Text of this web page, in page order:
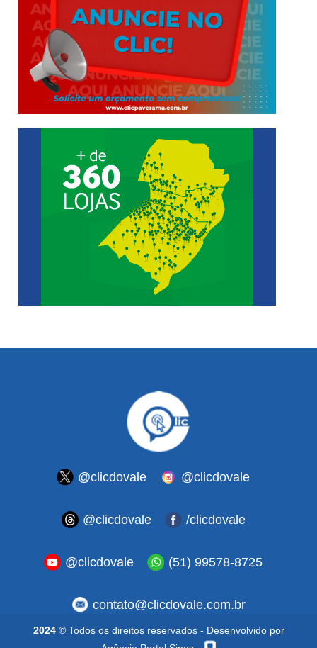
@clicdovale @clicdovale
@clicdovale /clicdovale
@clicdovale (51) 99578-8725
contato@clicdovale.com.br
2024© Todos os direitos reservados - Desenvolvido por